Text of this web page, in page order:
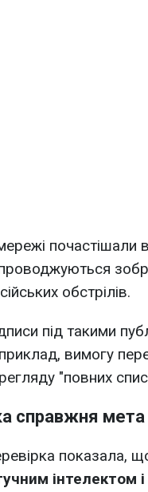
почастішали
обстрілів.
під такими
вимогу
"повних
справжня мета
показала,
інтелектом